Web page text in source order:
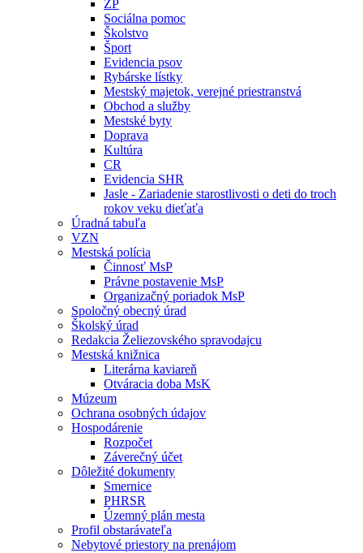
ŽP
Sociálna pomoc
Školstvo
Šport
Evidencia psov
Rybárske lístky
Mestský majetok, verejné priestranstvá
Obchod a služby
Mestské byty
Doprava
Kultúra
CR
Evidencia SHR
Jasle - Zariadenie starostlivosti o deti do troch
rokov veku dieťaťa
Úradná tabuľa
VZN
Mestská polícia
Činnosť MsP
Právne postavenie MsP
Organizačný poriadok MsP
Spoločný obecný úrad
Školský úrad
Redakcia Želiezovského spravodajcu
Mestská knižnica
Literárna kaviareň
Otváracia doba MsK
Múzeum
Ochrana osobných údajov
Hospodárenie
Rozpočet
Záverečný účet
Dôležité dokumenty
Smernice
PHRSR
Územný plán mesta
Profil obstarávateľa
Nebytové priestory na prenájom